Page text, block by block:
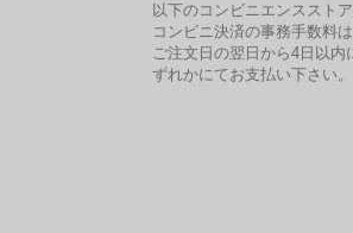
以下のコンビニエンススト
コンビニ決済の事務手数料
ご注文日の翌日から4日以
ずれかにてお支払い下さい。